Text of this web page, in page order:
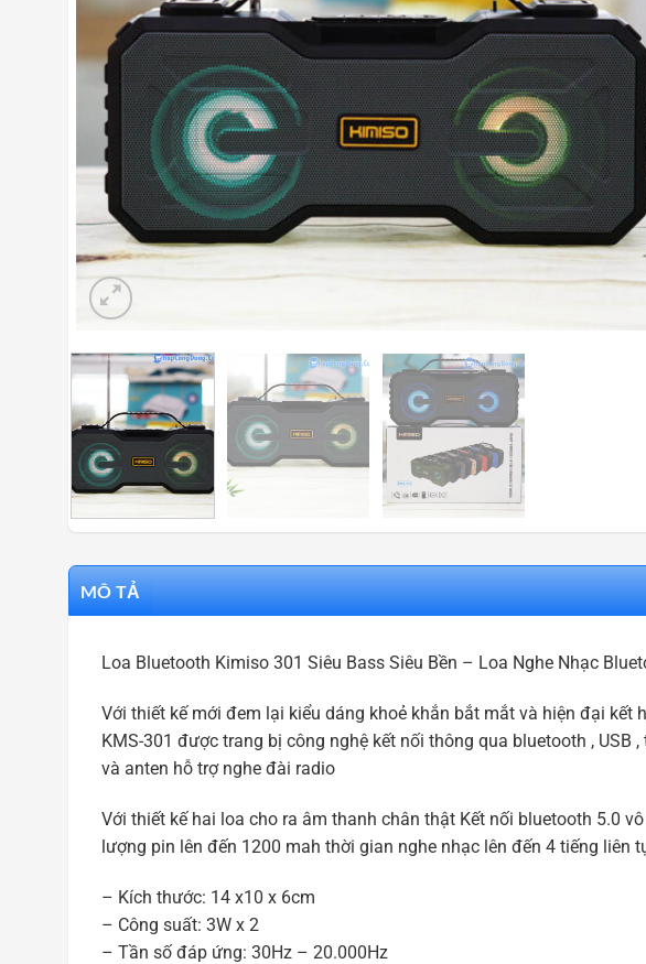
MÔ TẢ
Loa Bluetooth Kimiso 301 Siêu Bass Siêu Bền – Loa Nghe Nhạc
Với thiết kế mới đem lại kiểu dáng khoẻ khắn bắt mắt và hiện đại
KMS-301 được trang bị công nghệ kết nối thông qua bluetooth , USB
và anten hỗ trợ nghe đài radio
Với thiết kế hai loa cho ra âm thanh chân thật Kết nối bluetooth 5.0
lượng pin lên đến 1200 mah thời gian nghe nhạc lên đến 4 tiếng liên
– Kích thước: 14 x10 x 6cm
– Công suất: 3W x 2
– Tần số đáp ứng: 30Hz – 20.000Hz